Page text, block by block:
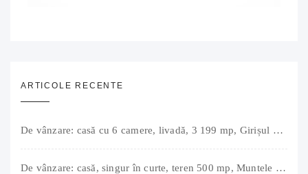
ARTICOLE RECENTE
De vânzare: casă cu 6 camere, livadă, 3 199 mp, Girișul Negru, Bihor, 42 000 Euro. Comision 0.
De vânzare: casă, singur în curte, teren 500 mp, Muntele Găina, Oradea. 157.000 € (negociabil). Comision 0.